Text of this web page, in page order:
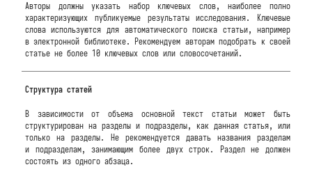
Авторы должны указать набор ключевых слов, наиболее полно
характеризующих публикуемые результаты исследования. Ключевые
слова используются для автоматического поиска статьи, например
в электронной библиотеке. Рекомендуем авторам подобрать к своей
статье не более 10 ключевых слов или словосочетаний.
Структура статей
В зависимости от объема основной текст статьи может быть
структурирован на разделы и подразделы, как данная статья, или
только на разделы. Не рекомендуется давать названия разделам
и подразделам, занимающим более двух строк. Раздел не должен
состоять из одного абзаца.